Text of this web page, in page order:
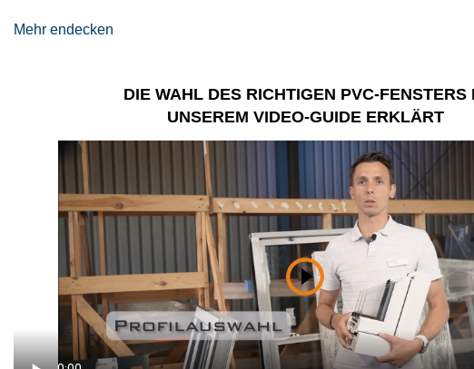
Mehr endecken
DIE WAHL DES RICHTIGEN PVC-FENSTERS
UNSEREM VIDEO-GUIDE ERKLÄRT